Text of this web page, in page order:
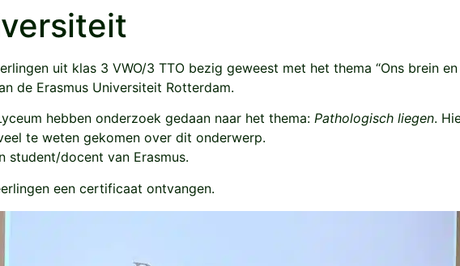
uit klas 3 VWO/3 TTO bezig geweest met het thema “Ons brein
de Erasmus Universiteit Rotterdam.
hebben onderzoek gedaan naar het thema: Pathologisch liegen.
te weten gekomen over dit onderwerp.
student/docent van Erasmus.
een certificaat ontvangen.